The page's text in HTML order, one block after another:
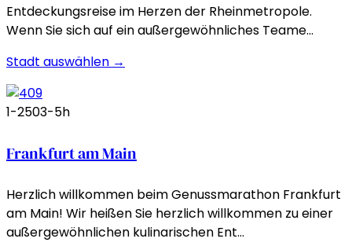
Entdeckungsreise im Herzen der Rheinmetropole.
Wenn Sie sich auf ein außergewöhnliches Teame…
Stadt auswählen →
1-2503-5h
Frankfurt am Main
Herzlich willkommen beim Genussmarathon Frankfurt
am Main! Wir heißen Sie herzlich willkommen zu einer
außergewöhnlichen kulinarischen Ent…